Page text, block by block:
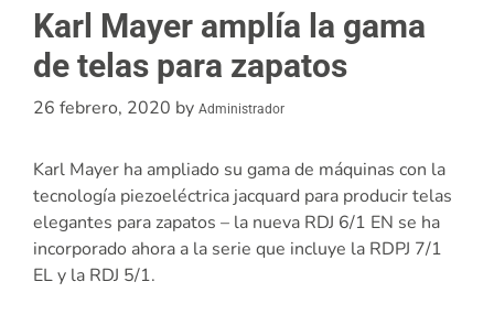
Karl Mayer amplía la gama
de telas para zapatos
26 febrero, 2020 by Administrador
Karl Mayer ha ampliado su gama de máquinas con la
tecnología piezoeléctrica jacquard para producir telas
elegantes para zapatos – la nueva RDJ 6/1 EN se ha
incorporado ahora a la serie que incluye la RDPJ 7/1
EL y la RDJ 5/1.